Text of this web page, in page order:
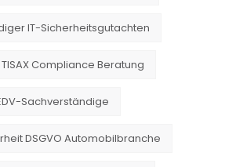
IT-Sicherheitsgutachten
Compliance Beratung
Sachverständige
DSGVO Automobilbranche